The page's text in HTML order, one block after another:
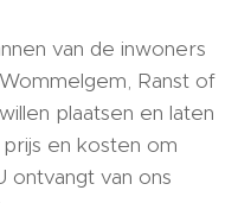
van de inwoners
Ranst of
plaatsen en laten
en kosten om
ontvangt van ons